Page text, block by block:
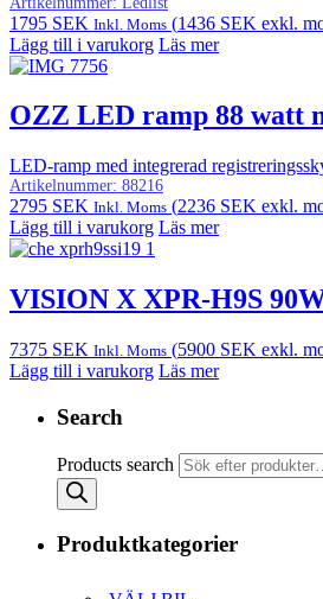
1795 SEK Inkl. Moms (1436 SEK exkl.
Lägg till i varukorg Läs mer
OZZ LED ramp 88 watt
LED-ramp med integrerad
Artikelnummer: 88216
2795 SEK Inkl. Moms (2236 SEK exkl.
Lägg till i varukorg Läs mer
VISION X XPR-H9S
7375 SEK Inkl. Moms (5900 SEK exkl.
Lägg till i varukorg Läs mer
Search
Products search
Produktkategorier